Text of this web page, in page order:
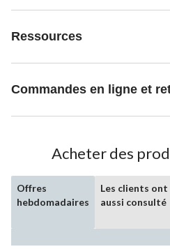
Ressources
Commandes en ligne et
Acheter des
Offres
hebdomadaires
Les clients ont
aussi consulté